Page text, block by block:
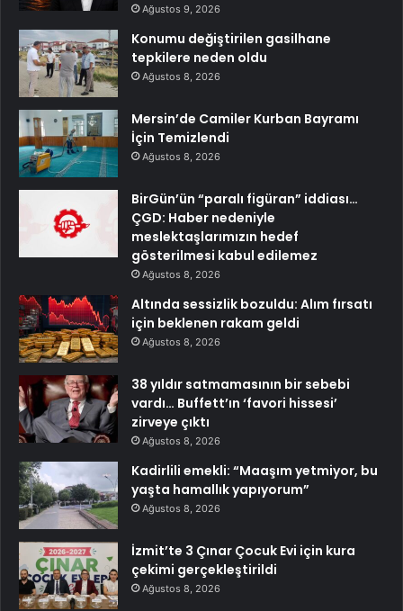
Ağustos 9, 2026
Konumu değiştirilen gasilhane
tepkilere neden oldu
Ağustos 8, 2026
Mersin’de Camiler Kurban Bayramı
İçin Temizlendi
Ağustos 8, 2026
BirGün’ün “paralı figüran” iddiası…
ÇGD: Haber nedeniyle
meslektaşlarımızın hedef
gösterilmesi kabul edilemez
Ağustos 8, 2026
Altında sessizlik bozuldu: Alım fırsatı
için beklenen rakam geldi
Ağustos 8, 2026
38 yıldır satmamasının bir sebebi
vardı… Buffett’ın ‘favori hissesi’
zirveye çıktı
Ağustos 8, 2026
Kadirlili emekli: “Maaşım yetmiyor, bu
yaşta hamallık yapıyorum”
Ağustos 8, 2026
İzmit’te 3 Çınar Çocuk Evi için kura
çekimi gerçekleştirildi
Ağustos 8, 2026